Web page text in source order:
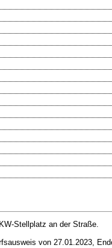
Stellplatz an der Straße.
von 27.01.2023,